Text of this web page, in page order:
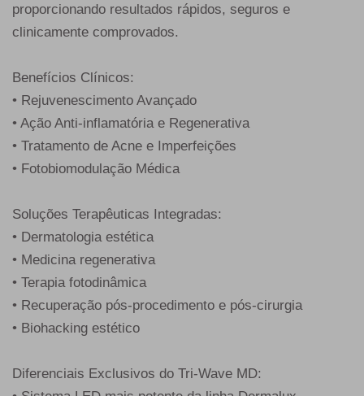
proporcionando resultados rápidos, seguros e
clinicamente comprovados.
Benefícios Clínicos:
• Rejuvenescimento Avançado
• Ação Anti-inflamatória e Regenerativa
• Tratamento de Acne e Imperfeições
• Fotobiomodulação Médica
Soluções Terapêuticas Integradas:
• Dermatologia estética
• Medicina regenerativa
• Terapia fotodinâmica
• Recuperação pós-procedimento e pós-cirurgia
• Biohacking estético
Diferenciais Exclusivos do Tri-Wave MD: